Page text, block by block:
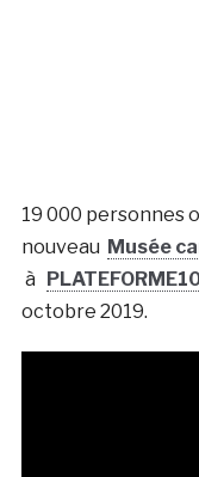
19 000 personnes
nouveau Musée
à
octobre 2019.